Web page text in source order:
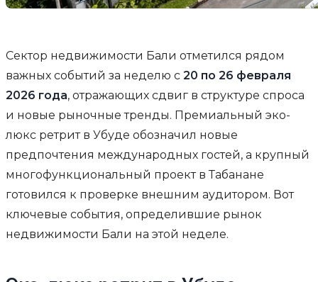
Сектор недвижимости Бали отметился рядом
важных событий за неделю с 20 по 26 февраля
2026 года, отражающих сдвиг в структуре спроса
и новые рыночные тренды. Премиальный эко-
люкс ретрит в Убуде обозначил новые
предпочтения международных гостей, а крупный
многофункциональный проект в Табанане
готовился к проверке внешним аудитором. Вот
ключевые события, определившие рынок
недвижимости Бали на этой неделе.